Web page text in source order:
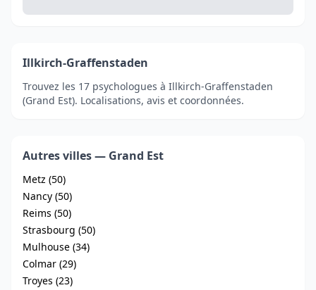
Illkirch-Graffenstaden
Trouvez les 17 psychologues à Illkirch-Graffenstaden
(Grand Est). Localisations, avis et coordonnées.
Autres villes — Grand Est
Metz (50)
Nancy (50)
Reims (50)
Strasbourg (50)
Mulhouse (34)
Colmar (29)
Troyes (23)